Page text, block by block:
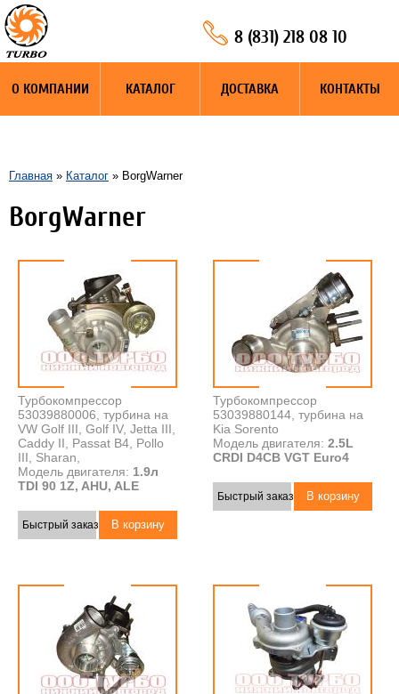
О КОМПАНИИ КАТАЛОГ ДОСТАВКА КОНТАКТЫ
8 (831) 218 08 10
Главная » Каталог » BorgWarner
BorgWarner
Турбокомпрессор
53039880006, турбина на
VW Golf III, Golf IV, Jetta III,
Caddy II, Passat B4, Pollo
III, Sharan,
Модель двигателя: 1.9л
TDI 90 1Z, AHU, ALE
Быстрый заказ
Турбокомпрессор
53039880144, турбина на
Kia Sorento
Модель двигателя: 2.5L
CRDI D4CB VGT Euro4
Быстрый заказ